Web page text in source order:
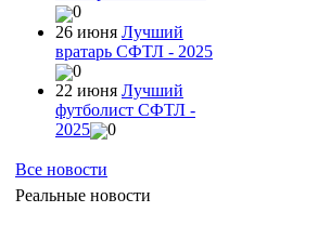
0
26 июня Лучший
вратарь СФТЛ - 2025
0
22 июня Лучший
футболист СФТЛ -
2025
0
Все новости
Реальные новости